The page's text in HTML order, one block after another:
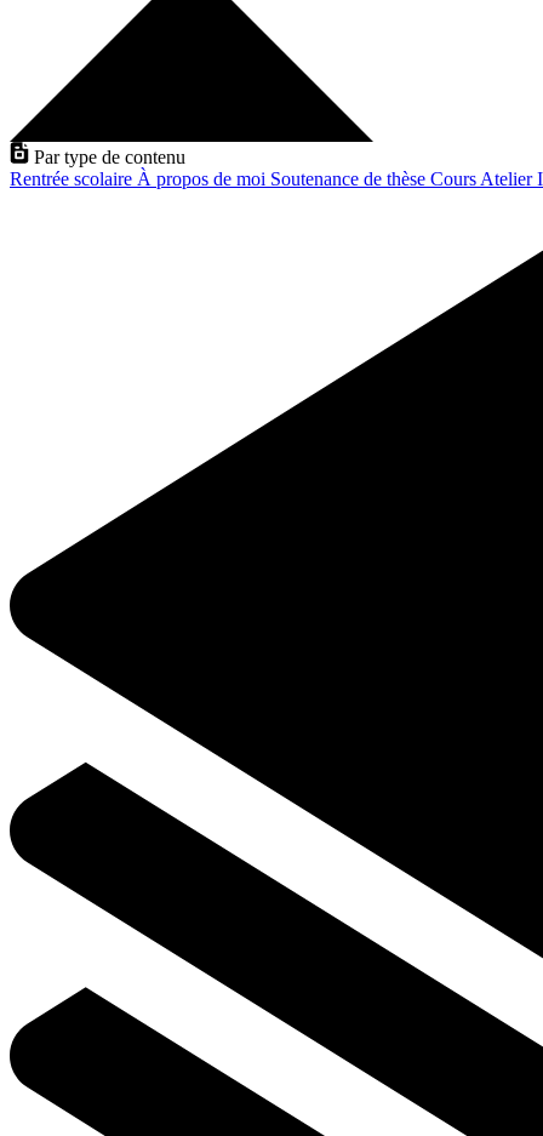
Par type de contenu
Rentrée scolaire À propos de moi Soutenance de thèse Cours Atelier